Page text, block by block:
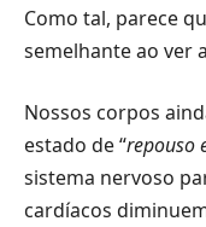
Como tal, parece
semelhante ao ver
Nossos corpos
estado de “repouso
sistema nervoso
cardíacos